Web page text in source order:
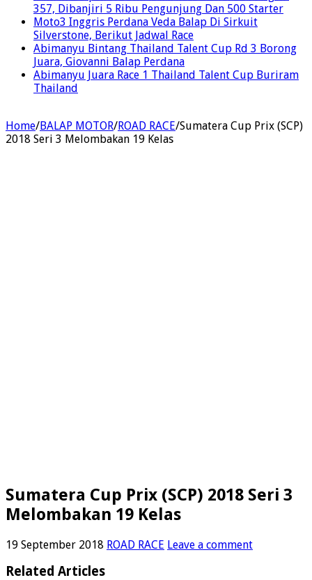
357, Dibanjiri 5 Ribu Pengunjung Dan 500 Starter
Moto3 Inggris Perdana Veda Balap Di Sirkuit
Silverstone, Berikut Jadwal Race
Abimanyu Bintang Thailand Talent Cup Rd 3 Borong
Juara, Giovanni Balap Perdana
Abimanyu Juara Race 1 Thailand Talent Cup Buriram
Thailand
Home/BALAP MOTOR/ROAD RACE/Sumatera Cup Prix (SCP)
2018 Seri 3 Melombakan 19 Kelas
Sumatera Cup Prix (SCP) 2018 Seri 3
Melombakan 19 Kelas
19 September 2018 ROAD RACE Leave a comment
Related Articles